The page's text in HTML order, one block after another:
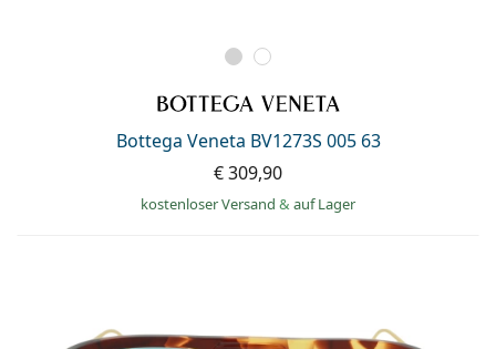
Bottega Veneta BV1273S 005 63
€ 309,90
kostenloser Versand & auf Lager